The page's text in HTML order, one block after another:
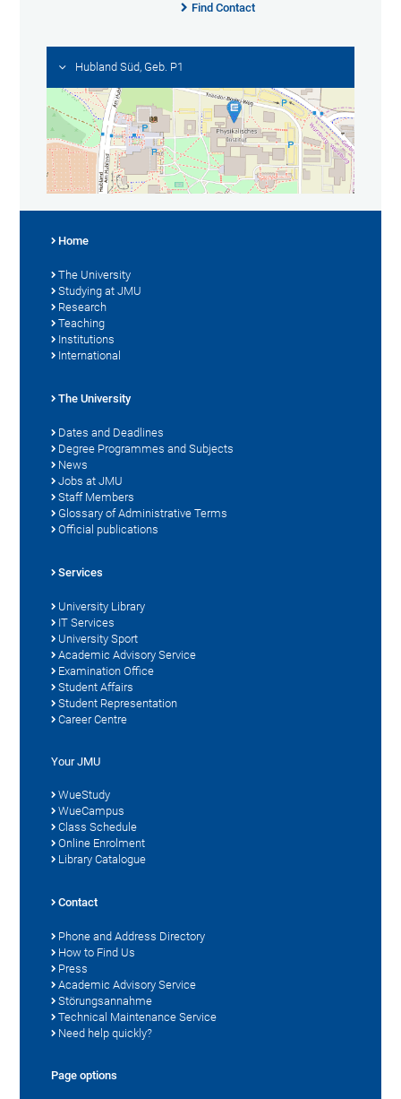
Find Contact
Hubland Süd, Geb. P1
Home
The University
Studying at JMU
Research
Teaching
Institutions
International
The University
Dates and Deadlines
Degree Programmes and Subjects
News
Jobs at JMU
Staff Members
Glossary of Administrative Terms
Official publications
Services
University Library
IT Services
University Sport
Academic Advisory Service
Examination Office
Student Affairs
Student Representation
Career Centre
Your JMU
WueStudy
WueCampus
Class Schedule
Online Enrolment
Library Catalogue
Contact
Phone and Address Directory
How to Find Us
Press
Academic Advisory Service
Störungsannahme
Technical Maintenance Service
Need help quickly?
Page options